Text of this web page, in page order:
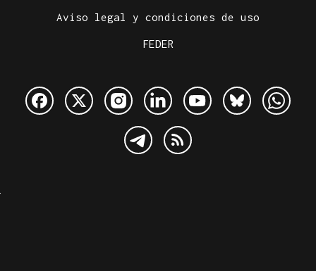
Aviso legal y condiciones de uso
FEDER